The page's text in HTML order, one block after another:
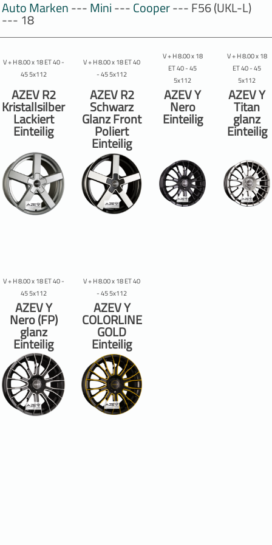
Auto Marken---Mini---Cooper--- F56 (UKL-L)
--- 18
V + H 8.00 x 18 ET 40 -
45 5x112
V + H 8.00 x 18 ET 40
- 45 5x112
V + H 8.00 x 18
ET 40 - 45
5x112
V + H 8.00 x 18
ET 40 - 45
5x112
AZEV R2
Kristallsilber
Lackiert
Einteilig
AZEV R2
Schwarz
Glanz Front
Poliert
Einteilig
AZEV Y
Nero
Einteilig
AZEV Y
Titan
glanz
Einteilig
V + H 8.00 x 18 ET 40 -
45 5x112
V + H 8.00 x 18 ET 40
- 45 5x112
AZEV Y
Nero (FP)
glanz
Einteilig
AZEV Y
COLORLINE
GOLD
Einteilig